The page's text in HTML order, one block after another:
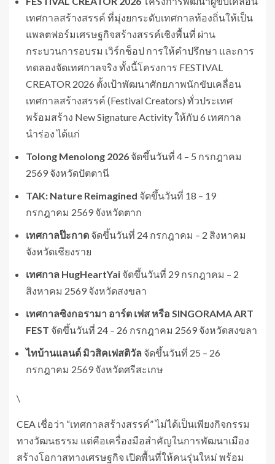
เทศกาลสร้างสรรค์ ที่มุ่งยกระดับเทศกาลท้องถิ่นให้เป็น
แพลตฟอร์มเศรษฐกิจสร้างสรรค์เชิงพื้นที่ ผ่าน
กระบวนการอบรม เวิร์กช็อป การให้คำปรึกษา และการ
ทดลองจัดเทศกาลจริง ทั้งนี้โครงการ FESTIVAL
CREATOR 2026 ตั้งเป้าพัฒนาศักยภาพนักขับเคลื่อน
เทศกาลสร้างสรรค์ (Festival Creators) ทั่วประเทศ
พร้อมสร้าง New Signature Activity ให้กับ 6 เทศกาล
นำร่อง ได้แก่
Tolong Menolong 2026 จัดขึ้นวันที่ 4 – 5 กรกฎาคม
2569 จังหวัดปัตตานี
TAK: Nature Reimagined จัดขึ้นวันที่ 18 – 19
กรกฎาคม 2569 จังหวัดตาก
เทศกาลป๊ะกาด จัดขึ้นวันที่ 24 กรกฎาคม – 2 สิงหาคม
จังหวัดเชียงราย
เทศกาล HugHeartYai จัดขึ้นวันที่ 29 กรกฎาคม – 2
สิงหาคม 2569 จังหวัดสงขลา
เทศกาลซิงกอรามา อาร์ต เฟส หรือ SINGORAMA ART
FEST จัดขึ้นวันที่ 24 – 26 กรกฎาคม 2569 จังหวัดสงขลา
ไทบ้านแลนด์ มิวสิคเฟสติวัล จัดขึ้นวันที่ 25 – 26
กรกฎาคม 2569 จังหวัดศรีสะเกษ
\
CEA เชื่อว่า “เทศกาลสร้างสรรค์” ไม่ได้เป็นเพียงกิจกรรม
ทางวัฒนธรรม แต่คือเครื่องมือสำคัญในการพัฒนาเมือง
สร้างโอกาสทางเศรษฐกิจ เปิดพื้นที่ให้คนรุ่นใหม่ พร้อม